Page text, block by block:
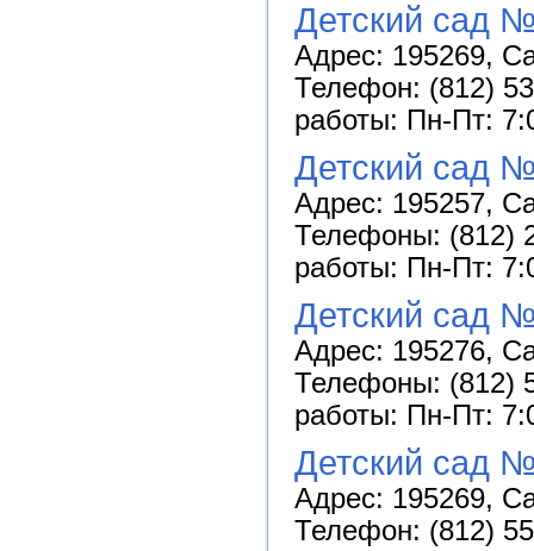
Детский сад
Адрес: 195269,
Телефон: (812)
работы: Пн-Пт:
Детский сад
Адрес: 195257,
Телефоны: (812)
работы: Пн-Пт:
Детский сад
Адрес: 195276,
Телефоны: (812)
работы: Пн-Пт:
Детский сад
Адрес: 195269,
Телефон: (812)